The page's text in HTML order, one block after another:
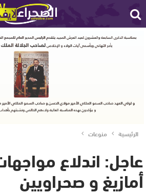
الرئيسية منوعات
عاجل: اندلاع
أمازيغ و صحراويين